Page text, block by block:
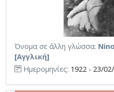
Όνομα σε άλλη γλώσσα:
[Αγγλική]
Ημερομηνίες: 1922 - 23/